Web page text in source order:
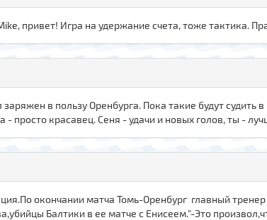
привет! Игра на удержание счета, тоже тактика.
в пользу Оренбурга. Пока такие будут судить
просто красавец. Сеня - удачи и новых голов, ты -
окончании матча Томь-Оренбург главный
Балтики в ее матче с Енисеем."-Это